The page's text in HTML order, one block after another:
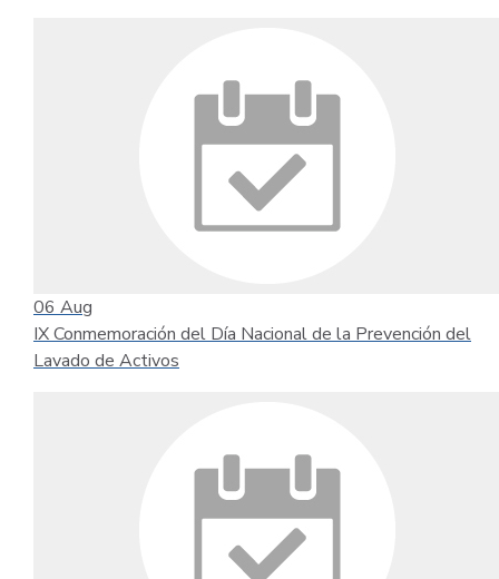
06 Aug
IX Conmemoración del Día Nacional de la Prevención del
Lavado de Activos